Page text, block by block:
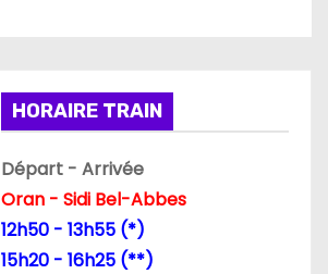
HORAIRE TRAIN
Départ - Arrivée
Oran - Sidi Bel-Abbes
12h50 - 13h55 (*)
15h20 - 16h25 (**)